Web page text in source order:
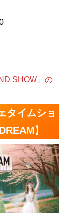
SHOW」の
タイムショ
】